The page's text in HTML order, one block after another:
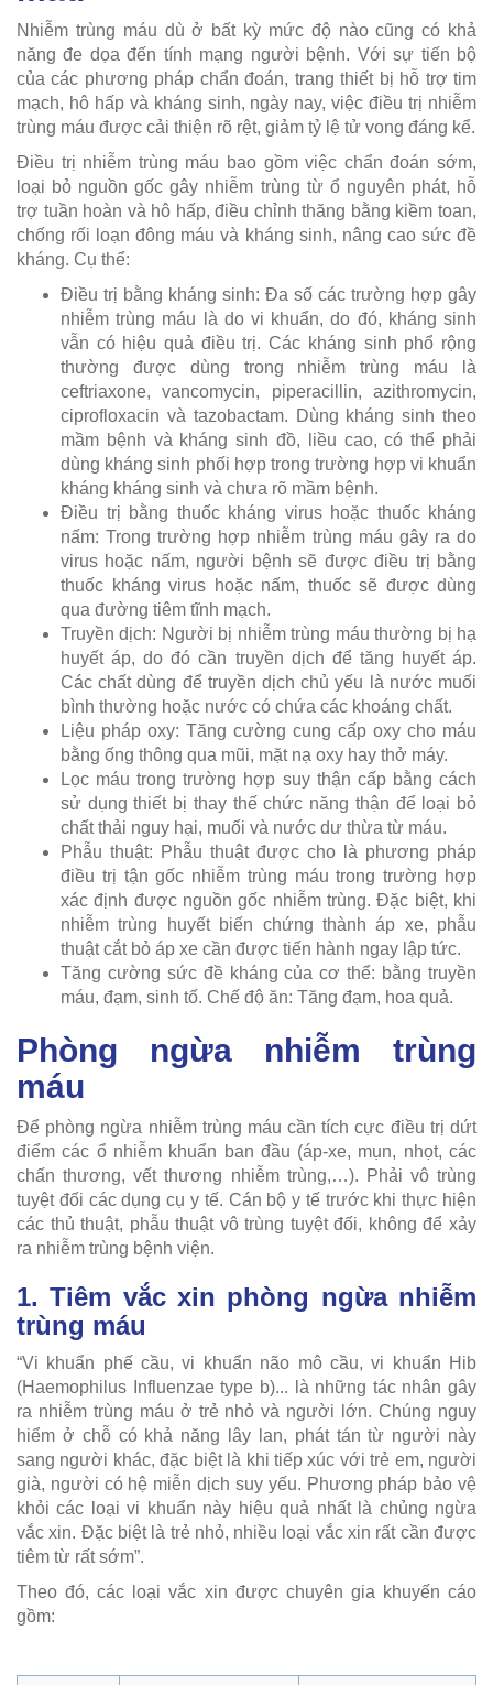
Nhiễm trùng máu dù ở bất kỳ mức độ nào cũng có khả
năng đe dọa đến tính mạng người bệnh. Với sự tiến bộ
của các phương pháp chẩn đoán, trang thiết bị hỗ trợ tim
mạch, hô hấp và kháng sinh, ngày nay, việc điều trị nhiễm
trùng máu được cải thiện rõ rệt, giảm tỷ lệ tử vong đáng kể.
Điều trị nhiễm trùng máu bao gồm việc chẩn đoán sớm,
loại bỏ nguồn gốc gây nhiễm trùng từ ổ nguyên phát, hỗ
trợ tuần hoàn và hô hấp, điều chỉnh thăng bằng kiềm toan,
chống rối loạn đông máu và kháng sinh, nâng cao sức đề
kháng. Cụ thể:
Điều trị bằng kháng sinh: Đa số các trường hợp gây
nhiễm trùng máu là do vi khuẩn, do đó, kháng sinh
vẫn có hiệu quả điều trị. Các kháng sinh phổ rộng
thường được dùng trong nhiễm trùng máu là
ceftriaxone, vancomycin, piperacillin, azithromycin,
ciprofloxacin và tazobactam. Dùng kháng sinh theo
mầm bệnh và kháng sinh đồ, liều cao, có thể phải
dùng kháng sinh phối hợp trong trường hợp vi khuẩn
kháng kháng sinh và chưa rõ mầm bệnh.
Điều trị bằng thuốc kháng virus hoặc thuốc kháng
nấm: Trong trường hợp nhiễm trùng máu gây ra do
virus hoặc nấm, người bệnh sẽ được điều trị bằng
thuốc kháng virus hoặc nấm, thuốc sẽ được dùng
qua đường tiêm tĩnh mạch.
Truyền dịch: Người bị nhiễm trùng máu thường bị hạ
huyết áp, do đó cần truyền dịch để tăng huyết áp.
Các chất dùng để truyền dịch chủ yếu là nước muối
bình thường hoặc nước có chứa các khoáng chất.
Liệu pháp oxy: Tăng cường cung cấp oxy cho máu
bằng ống thông qua mũi, mặt nạ oxy hay thở máy.
Lọc máu trong trường hợp suy thận cấp bằng cách
sử dụng thiết bị thay thế chức năng thận để loại bỏ
chất thải nguy hại, muối và nước dư thừa từ máu.
Phẫu thuật: Phẫu thuật được cho là phương pháp
điều trị tận gốc nhiễm trùng máu trong trường hợp
xác định được nguồn gốc nhiễm trùng. Đặc biệt, khi
nhiễm trùng huyết biến chứng thành áp xe, phẫu
thuật cắt bỏ áp xe cần được tiến hành ngay lập tức.
Tăng cường sức đề kháng của cơ thể: bằng truyền
máu, đạm, sinh tố. Chế độ ăn: Tăng đạm, hoa quả.
Phòng ngừa nhiễm trùng
máu
Để phòng ngừa nhiễm trùng máu cần tích cực điều trị dứt
điểm các ổ nhiễm khuẩn ban đầu (áp-xe, mụn, nhọt, các
chấn thương, vết thương nhiễm trùng,…). Phải vô trùng
tuyệt đối các dụng cụ y tế. Cán bộ y tế trước khi thực hiện
các thủ thuật, phẫu thuật vô trùng tuyệt đối, không để xảy
ra nhiễm trùng bệnh viện.
1. Tiêm vắc xin phòng ngừa nhiễm
trùng máu
“Vi khuẩn phế cầu, vi khuẩn não mô cầu, vi khuẩn Hib
(Haemophilus Influenzae type b)... là những tác nhân gây
ra nhiễm trùng máu ở trẻ nhỏ và người lớn. Chúng nguy
hiểm ở chỗ có khả năng lây lan, phát tán từ người này
sang người khác, đặc biệt là khi tiếp xúc với trẻ em, người
già, người có hệ miễn dịch suy yếu. Phương pháp bảo vệ
khỏi các loại vi khuẩn này hiệu quả nhất là chủng ngừa
vắc xin. Đặc biệt là trẻ nhỏ, nhiều loại vắc xin rất cần được
tiêm từ rất sớm”.
Theo đó, các loại vắc xin được chuyên gia khuyến cáo
gồm: